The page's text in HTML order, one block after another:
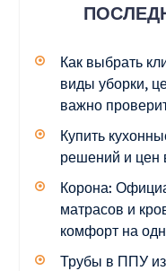
Как выбрать
виды уборки,
важно
Купить
решений и цен
Корона:
матрасов и
комфорт на
Трубы в ППУ